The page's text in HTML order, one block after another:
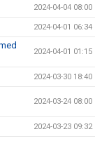
2024-04-04 08:00
2024-04-01 06:34
2024-04-01 01:15
2024-03-30 18:40
2024-03-24 08:00
2024-03-23 09:32